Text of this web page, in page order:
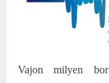
Vajon milyen